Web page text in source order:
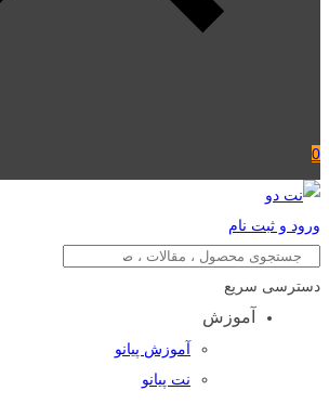
0
ورود و ثبت نام
دسترسی سریع
آموزش
آموزش پیانو
نت پیانو